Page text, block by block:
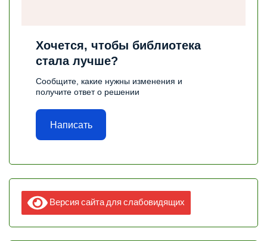
Хочется, чтобы библиотека
стала лучше?
Сообщите, какие нужны изменения и
получите ответ о решении
Написать
Версия сайта для слабовидящих